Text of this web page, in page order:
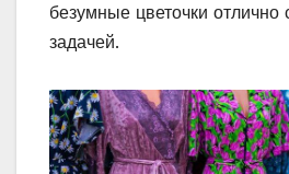
безумные цветочки отлично
задачей.